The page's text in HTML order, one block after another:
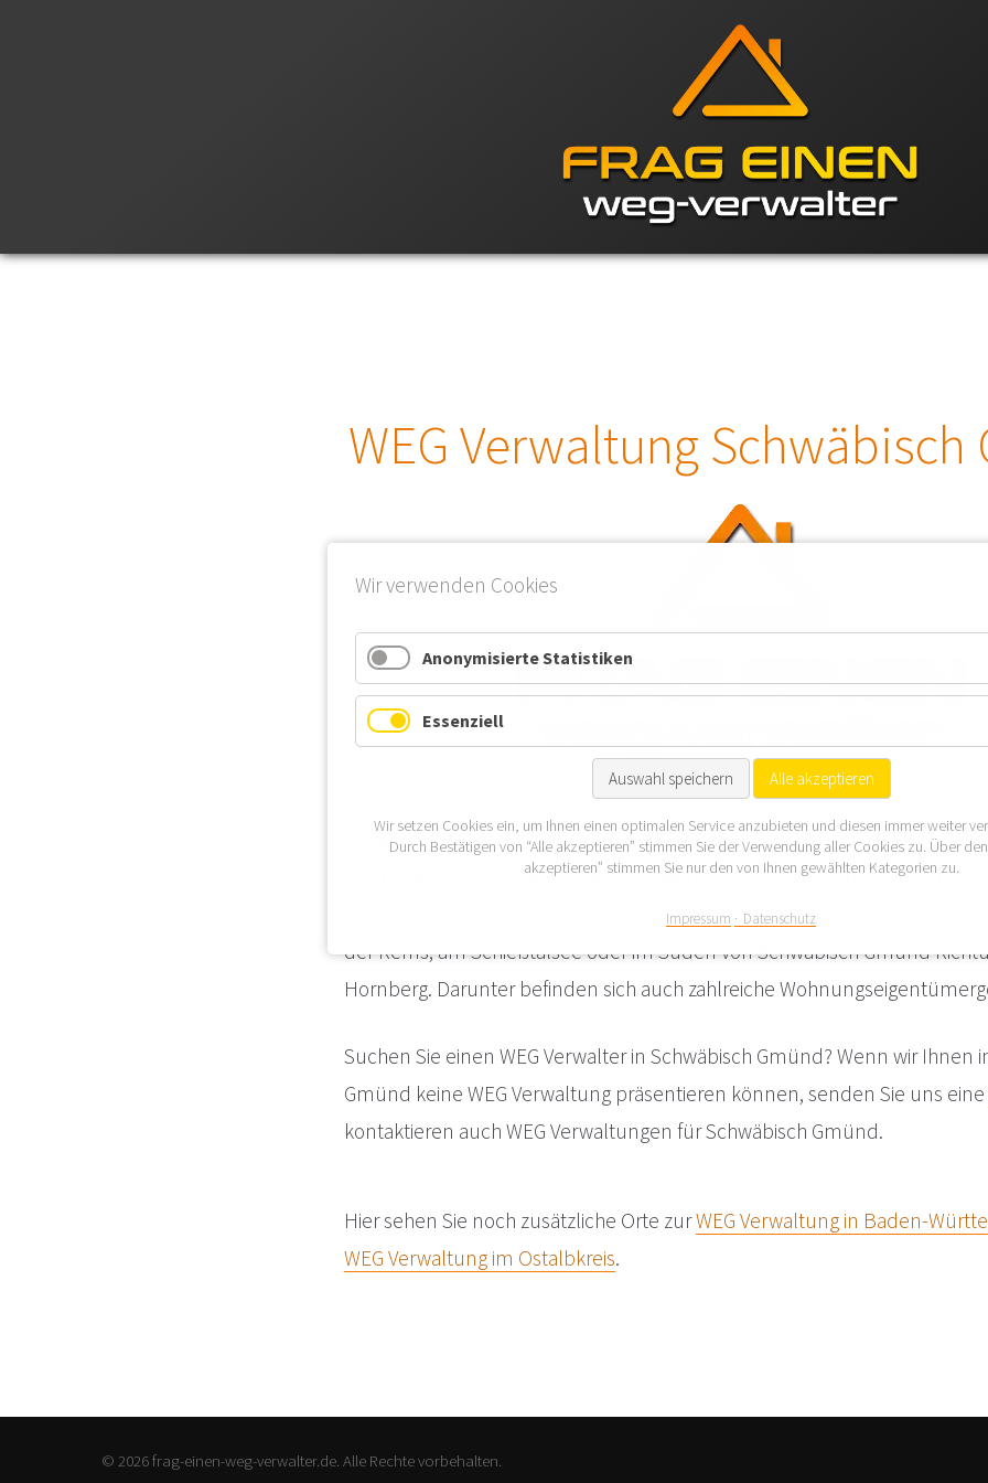
WEG Verwaltung Schwäbisch
Schwäbisch Gmünd ist mit rund 60.000 Einwohnern eine Größe im
regionalen WEG Verwaltung wird Schwäbisch Gmünd oft noch Gmünd
Verwaltung wird in Schwäbisch Gmünd tolle Immobilien identifizieren
der Rems, am Schießtalsee oder im Süden von Schwäbisch Gmünd
Hornberg. Darunter befinden sich auch zahlreiche
Suchen Sie einen WEG Verwalter in Schwäbisch Gmünd? Wenn wir Ihnen
Gmünd keine WEG Verwaltung präsentieren können, senden Sie uns eine
kontaktieren auch WEG Verwaltungen für Schwäbisch Gmünd.
Hier sehen Sie noch zusätzliche Orte zurWEG Verwaltung in Baden-
WEG Verwaltung im Ostalbkreis.
© 2026 frag-einen-weg-verwalter.de. Alle Rechte vorbehalten.
Wir verwenden Cookies
Anonymisierte Statistiken
Essenziell
Auswahl speichern Alle akzeptieren
Wir setzen Cookies ein, um Ihnen einen optimalen Service anzubieten und diesen immer weiter
Durch Bestätigen von “Alle akzeptieren” stimmen Sie der Verwendung aller Cookies zu. Über
akzeptieren” stimmen Sie nur den von Ihnen gewählten Kategorien zu.
Impressum Datenschutz